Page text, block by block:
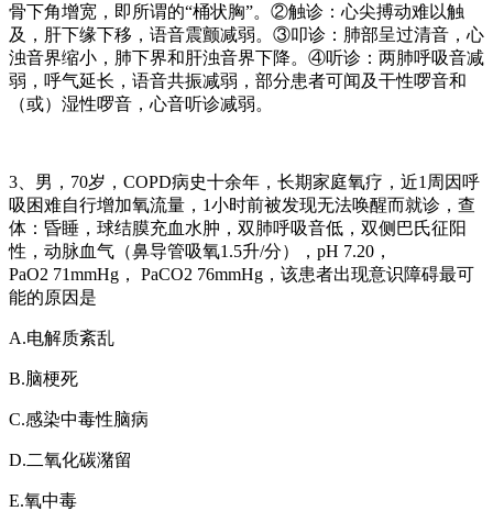
骨下角增宽，即所谓的“桶状胸”。 ②触诊：心尖搏动难以触
及，肝下缘下移，语音震颤减弱。 ③叩诊：肺部呈过清音，心
浊音界缩小，肺下界和肝浊音界下降。 ④听诊：两肺呼吸音减
弱，呼气延长，语音共振减弱，部分患者可闻及干性啰音和
（或）湿性啰音，心音听诊减弱。
3 、男， 70岁， COPD病史十余年，长期家庭氧疗，近1 周因呼
吸困难自行增加氧流量， 1小时前被发现无法唤醒而就诊，查
体：昏睡，球结膜充血水肿，双肺呼吸音低，双侧巴氏征阳
性，动脉血气（鼻导管吸氧1.5升/分）， pH 7.20 ，
PaO2 71mmHg ， PaCO2 76mmHg ，该患者出现意识障碍最可
能的原因是
A.电解质紊乱
B.脑梗死
C.感染中毒性脑病
D.二氧化碳潴留
E.氧中毒